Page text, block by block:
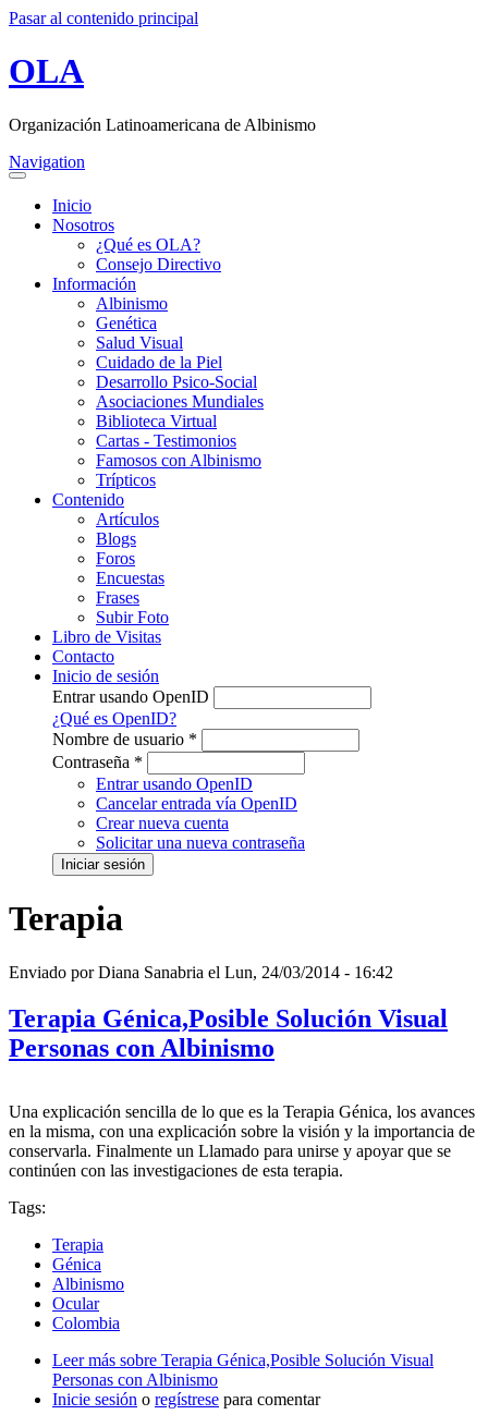
Pasar al contenido principal
OLA
Organización Latinoamericana de Albinismo
Navigation
Inicio
Nosotros
¿Qué es OLA?
Consejo Directivo
Información
Albinismo
Genética
Salud Visual
Cuidado de la Piel
Desarrollo Psico-Social
Asociaciones Mundiales
Biblioteca Virtual
Cartas - Testimonios
Famosos con Albinismo
Trípticos
Contenido
Artículos
Blogs
Foros
Encuestas
Frases
Subir Foto
Libro de Visitas
Contacto
Inicio de sesión
Entrar usando OpenID
¿Qué es OpenID?
Nombre de usuario *
Contraseña *
Entrar usando OpenID
Cancelar entrada vía OpenID
Crear nueva cuenta
Solicitar una nueva contraseña
Terapia
Enviado porDiana Sanabria el Lun, 24/03/2014 - 16:42
Terapia Génica,Posible Solución Visual
Personas con Albinismo
Una explicación sencilla de lo que es la Terapia Génica, los avances
en la misma, con una explicación sobre la visión y la importancia de
conservarla. Finalmente un Llamado para unirse y apoyar que se
continúen con las investigaciones de esta terapia.
Tags:
Terapia
Génica
Albinismo
Ocular
Colombia
Leer más sobre Terapia Génica,Posible Solución Visual
Personas con Albinismo
Inicie sesión o regístrese para comentar